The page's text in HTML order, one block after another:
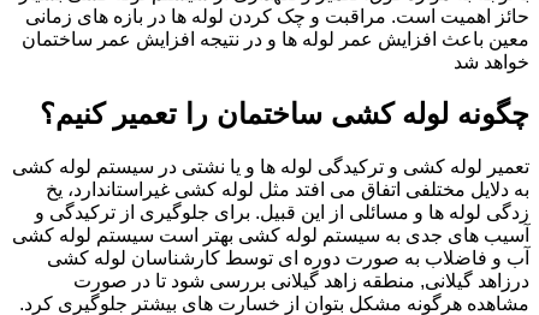
حائز اهمیت است. مراقبت و چک کردن لوله ها در بازه های زمانی
معین باعث افزایش عمر لوله ها و در نتیجه افزایش عمر ساختمان
خواهد شد
چگونه لوله کشی ساختمان را تعمیر کنیم؟
تعمیر لوله کشی و ترکیدگی لوله ها و یا نشتی در سیستم لوله کشی
به دلایل مختلفی اتفاق می افتد مثل لوله کشی غیراستاندارد، یخ
زدگی لوله ها و مسائلی از این قبیل. برای جلوگیری از ترکیدگی و
آسیب های جدی به سیستم لوله کشی بهتر است سیستم لوله کشی
آب و فاضلاب به صورت دوره ای توسط کارشناسان لوله کشی
درزاهد گیلانی, منطقه زاهد گیلانی بررسی شود تا در صورت
مشاهده هرگونه مشکل بتوان از خسارت های بیشتر جلوگیری کرد.